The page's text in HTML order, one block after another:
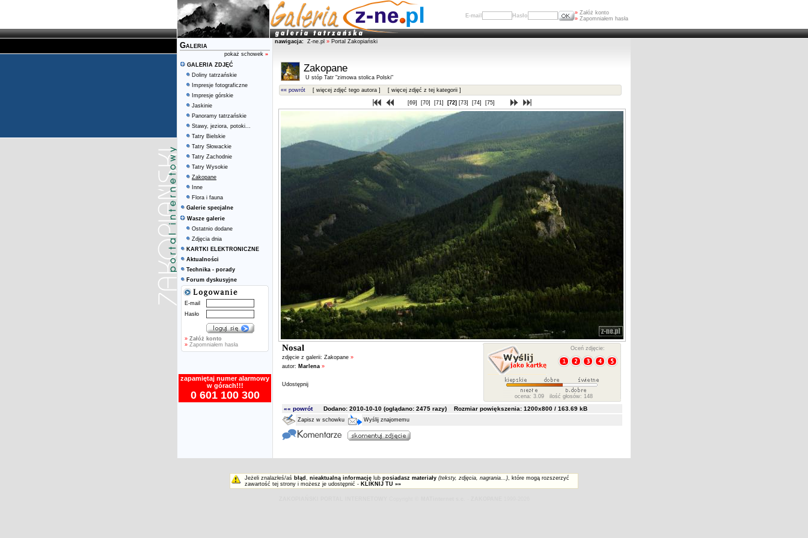
E-mail Hasło » Załóż konto
» Zapomniałem hasła
Galeria
pokaż schowek »
GALERIA ZDJĘĆ
Doliny tatrzańskie
Impresje fotograficzne
Impresje górskie
Jaskinie
Panoramy tatrzańskie
Stawy, jeziora, potoki...
Tatry Bielskie
Tatry Słowackie
Tatry Zachodnie
Tatry Wysokie
Zakopane
Inne
Flora i fauna
Galerie specjalne
Wasze galerie
Ostatnio dodane
Zdjęcia dnia
KARTKI ELEKTRONICZNE
Aktualności
Technika - porady
Forum dyskusyjne
E-mail
Hasło
» Załóż konto
» Zapomniałem hasła
zapamiętaj numer alarmowy
w górach!!!
0 601 100 300
nawigacja: Z-ne.pl » Portal Zakopiański
Zakopane
U stóp Tatr "zimowa stolica Polski"
«« powrót [ więcej zdjęć tego autora ] [ więcej zdjęć z tej kategorii ]
[69] [70] [71] [72] [73] [74] [75]
Nosal
zdjęcie z galerii: Zakopane »
autor: Marlena »
Udostępnij
Oceń zdjęcie:
ocena: 3.09 ilość głosów: 148
«« powrótDodano: 2010-10-10 (oglądano: 2475razy) Rozmiar powiększenia: 1200x800 / 163.69 kB
Zapisz w schowku Wyślij znajomemu
Jeżeli znalazłeś/aś błąd , nieaktualną informację lub posiadasz materiały (teksty, zdjęcia, nagrania...), które mogą rozszerzyć
zawartość tej strony i możesz je udostępnić - KLIKNIJ TU »»